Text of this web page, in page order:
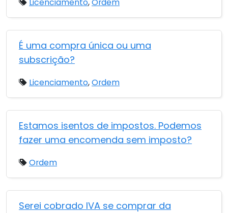
É uma compra única ou uma
subscrição?
Licenciamento,Ordem
Estamos isentos de impostos. Podemos
fazer uma encomenda sem imposto?
Ordem
Serei cobrado IVA se comprar da